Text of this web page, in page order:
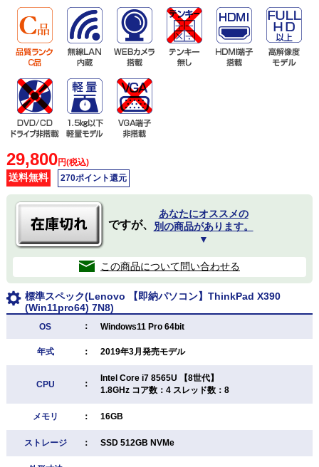
29,800円(税込)
送料無料 270ポイント還元
ですが、
あなたにオススメの
別の商品があります。
▼
この商品について問い合わせる
標準スペック(Lenovo 【即納パソコン】ThinkPad X390
(Win11pro64) 7N8)
OS ： Windows11 Pro 64bit
年式 ： 2019年3月発売モデル
CPU ：
Intel Core i7 8565U 【8世代】
1.8GHz コア数：4 スレッド数：8
メモリ ： 16GB
ストレージ ： SSD 512GB NVMe